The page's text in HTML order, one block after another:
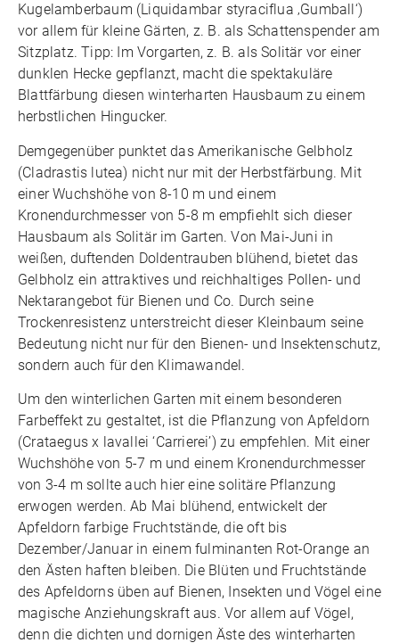
Kugelamberbaum (Liquidambar styraciflua ‚Gumball‘)
vor allem für kleine Gärten, z. B. als Schattenspender am
Sitzplatz. Tipp: Im Vorgarten, z. B. als Solitär vor einer
dunklen Hecke gepflanzt, macht die spektakuläre
Blattfärbung diesen winterharten Hausbaum zu einem
herbstlichen Hingucker.
Demgegenüber punktet das Amerikanische Gelbholz
(Cladrastis lutea) nicht nur mit der Herbstfärbung. Mit
einer Wuchshöhe von 8-10 m und einem
Kronendurchmesser von 5-8 m empfiehlt sich dieser
Hausbaum als Solitär im Garten. Von Mai-Juni in
weißen, duftenden Doldentrauben blühend, bietet das
Gelbholz ein attraktives und reichhaltiges Pollen- und
Nektarangebot für Bienen und Co. Durch seine
Trockenresistenz unterstreicht dieser Kleinbaum seine
Bedeutung nicht nur für den Bienen- und Insektenschutz,
sondern auch für den Klimawandel.
Um den winterlichen Garten mit einem besonderen
Farbeffekt zu gestaltet, ist die Pflanzung von Apfeldorn
(Crataegus x lavallei ‘Carrierei’) zu empfehlen. Mit einer
Wuchshöhe von 5-7 m und einem Kronendurchmesser
von 3-4 m sollte auch hier eine solitäre Pflanzung
erwogen werden. Ab Mai blühend, entwickelt der
Apfeldorn farbige Fruchtstände, die oft bis
Dezember/Januar in einem fulminanten Rot-Orange an
den Ästen haften bleiben. Die Blüten und Fruchtstände
des Apfeldorns üben auf Bienen, Insekten und Vögel eine
magische Anziehungskraft aus. Vor allem auf Vögel,
denn die dichten und dornigen Äste des winterharten